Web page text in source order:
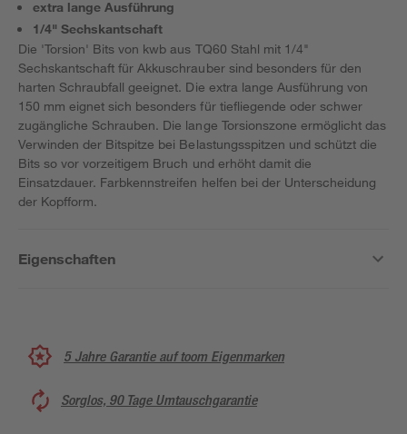
extra lange Ausführung
1/4" Sechskantschaft
Die 'Torsion' Bits von kwb aus TQ60 Stahl mit 1/4"
Sechskantschaft für Akkuschrauber sind besonders für den
harten Schraubfall geeignet. Die extra lange Ausführung von
150 mm eignet sich besonders für tiefliegende oder schwer
zugängliche Schrauben. Die lange Torsionszone ermöglicht das
Verwinden der Bitspitze bei Belastungsspitzen und schützt die
Bits so vor vorzeitigem Bruch und erhöht damit die
Einsatzdauer. Farbkennstreifen helfen bei der Unterscheidung
der Kopfform.
Eigenschaften
5 Jahre Garantie auf toom Eigenmarken
Sorglos, 90 Tage Umtauschgarantie